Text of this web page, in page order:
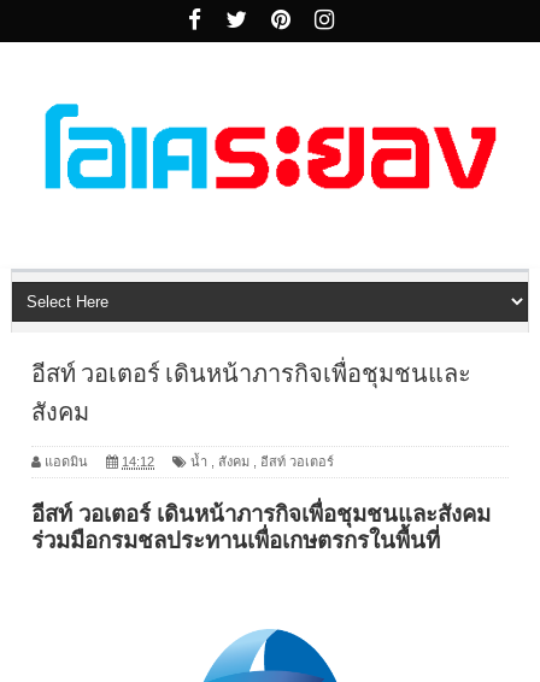
อีสท์ วอเตอร์ เดินหน้าภารกิจเพื่อชุมชนและ
สังคม
แอดมิน 14:12 น้ำ สังคม อีสท์ วอเตอร์
อีสท์ วอเตอร์ เดินหน้าภารกิจเพื่อชุมชนและสังคม
ร่วมมือกรมชลประทานเพื่อเกษตรกรในพื้นที่